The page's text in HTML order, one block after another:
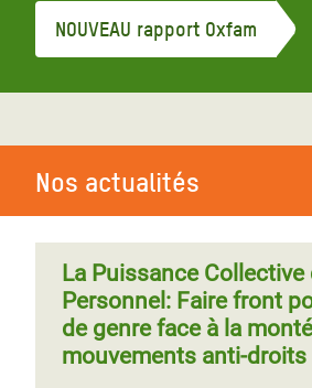
NOUVEAU rapport Oxfam
Nos actualités
La Puissance Collective
Personnel: Faire front
de genre face à la
mouvements anti-droits